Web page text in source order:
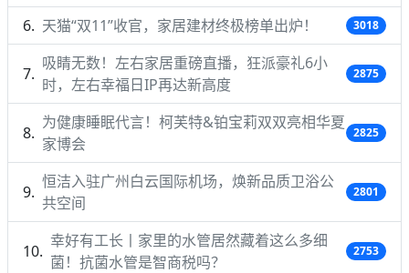
天猫“双11”收官，家居建材终极榜单出炉！ 3018
吸睛无数！左右家居重磅直播，狂派豪礼6小
时，左右幸福日IP再达新高度
2875
为健康睡眠代言！柯芙特&铂宝莉双双亮相华夏
家博会
2825
恒洁入驻广州白云国际机场，焕新品质卫浴公
共空间
2801
幸好有工长丨家里的水管居然藏着这么多细
菌！抗菌水管是智商税吗？
2753